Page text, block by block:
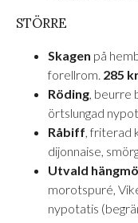
STÖRRE
Skagen på
forellrom. 285
Röding, beurre
örtslungad
Råbiff, friterad
dijonnaise,
Utvald
morotspuré,
nypotatis